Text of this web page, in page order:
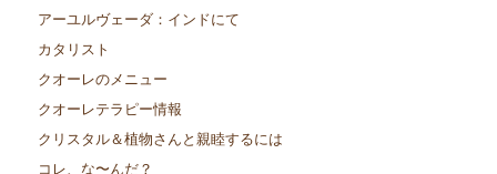
アーユルヴェーダ：インドにて
カタリスト
クオーレのメニュー
クオーレテラピー情報
クリスタル＆植物さんと親睦するには
コレ、な〜んだ？